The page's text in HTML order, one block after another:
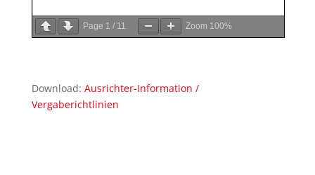
Page 1 / 11 Zoom 100%
Download: Ausrichter-Information /
Vergaberichtlinien